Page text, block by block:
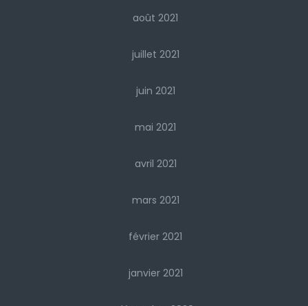
août 2021
juillet 2021
juin 2021
mai 2021
avril 2021
mars 2021
février 2021
janvier 2021